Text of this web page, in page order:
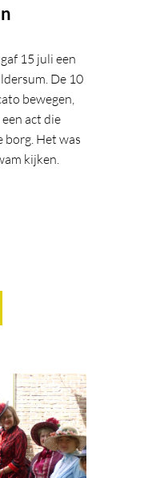
15 juli een
De 10
bewegen,
act die
borg. Het was
kijken.